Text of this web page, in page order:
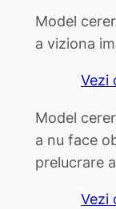
Model
a viziona
Vezi
Model
a nu face
prelucrare
Vezi